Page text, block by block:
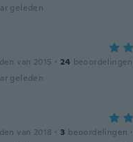
geleden
van 2015 · 24 beoordelingen
geleden
van 2018 · 3 beoordelingen ·